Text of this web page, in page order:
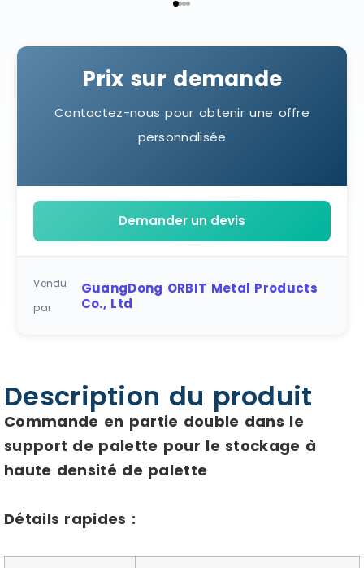
Prix sur demande
Contactez-nous pour obtenir une offre
personnalisée
Demander un devis
Vendu
par
GuangDong ORBIT Metal Products
Co., Ltd
Description du produit
Commande en partie double dans le
support de palette pour le stockage à
haute densité de palette
Détails rapides :